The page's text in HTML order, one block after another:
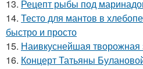
13. Рецепт рыбы под
14. Тесто для мантов в
быстро и просто
15. Наивкуснейшая творожная
16. Концерт Татьяны